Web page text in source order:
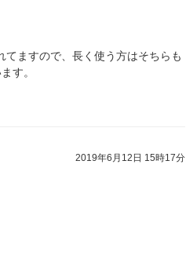
ますので、長く使う方はそちらも
す。
2019年6月12日 15時17分